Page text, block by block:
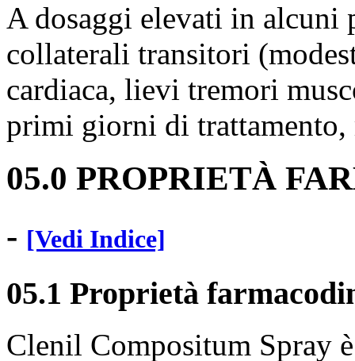
A dosaggi elevati in alcuni
collaterali transitori
cardiaca, lievi tremori
primi giorni di trattamento,
05.0 PROPRIETÀ
- [Vedi Indice]
05.1 Proprietà
Clenil Compositum Spray